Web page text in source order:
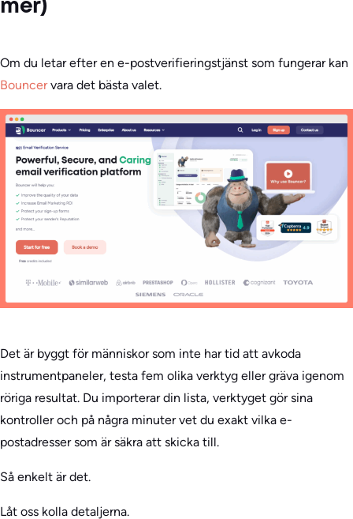
mer)
Om du letar efter en e-postverifieringstjänst som fungerar kan
Bouncervara det bästa valet.
Det är byggt för människor som inte har tid att avkoda
instrumentpaneler, testa fem olika verktyg eller gräva igenom
röriga resultat. Du importerar din lista, verktyget gör sina
kontroller och på några minuter vet du exakt vilka e-
postadresser som är säkra att skicka till.
Så enkelt är det.
Låt oss kolla detaljerna.